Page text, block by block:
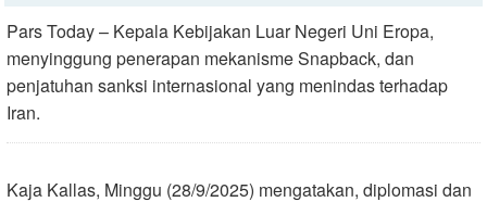
Pars Today – Kepala Kebijakan Luar Negeri Uni Eropa,
menyinggung penerapan mekanisme Snapback, dan
penjatuhan sanksi internasional yang menindas terhadap
Iran.
Kaja Kallas, Minggu (28/9/2025) mengatakan, diplomasi dan